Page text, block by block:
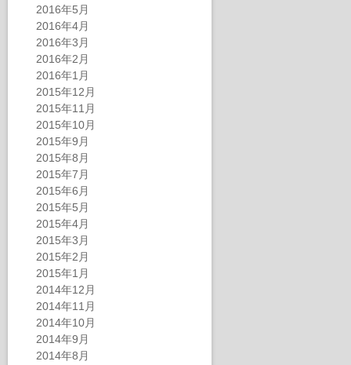
2016年5月
2016年4月
2016年3月
2016年2月
2016年1月
2015年12月
2015年11月
2015年10月
2015年9月
2015年8月
2015年7月
2015年6月
2015年5月
2015年4月
2015年3月
2015年2月
2015年1月
2014年12月
2014年11月
2014年10月
2014年9月
2014年8月